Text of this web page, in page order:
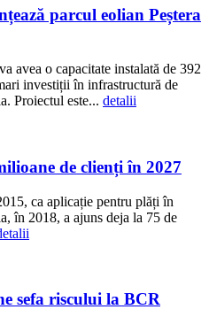
parcul eolian Peștera
avea o capacitate instalată de 392
investiții în infrastructură de
Proiectul este... detalii
de clienți în 2027
ca aplicație pentru plăți în
în 2018, a ajuns deja la 75 de
sefa riscului la BCR